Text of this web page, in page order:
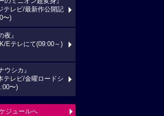
テレビ/最新作公開記
〜)
夜』
Eテレにて(09:00～)
ウシカ』
テレビ/金曜ロードシ
〜)
ジュールへ